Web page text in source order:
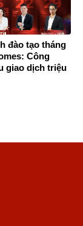
đào tạo tháng
Công
giao dịch triệu